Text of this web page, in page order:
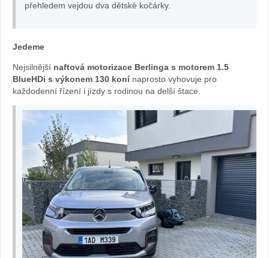
přehledem vejdou dva dětské kočárky.
Jedeme
Nejsilnější naftová motorizace Berlinga s motorem 1.5
BlueHDi s výkonem 130 koní naprosto vyhovuje pro
každodenní řízení i jízdy s rodinou na delší štace.